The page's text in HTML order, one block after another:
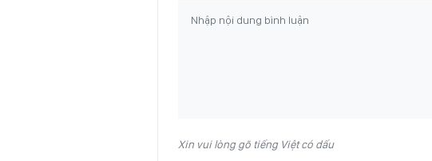
Xin vui lòng gõ tiếng Việt có dấu